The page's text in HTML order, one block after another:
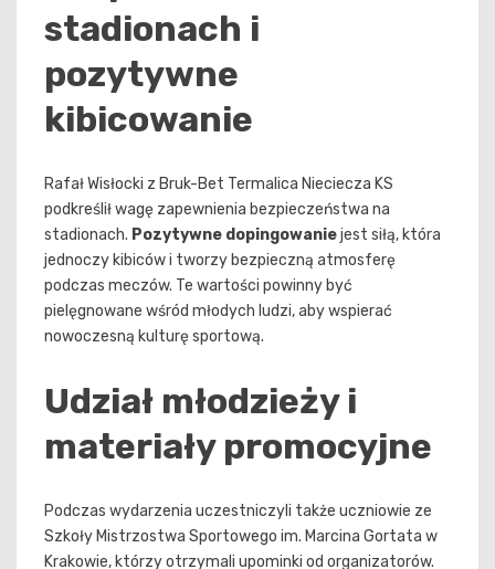
stadionach i
pozytywne
kibicowanie
Rafał Wisłocki z Bruk-Bet Termalica Nieciecza KS
podkreślił wagę zapewnienia bezpieczeństwa na
stadionach. Pozytywne dopingowaniejest siłą, która
jednoczy kibiców i tworzy bezpieczną atmosferę
podczas meczów. Te wartości powinny być
pielęgnowane wśród młodych ludzi, aby wspierać
nowoczesną kulturę sportową.
Udział młodzieży i
materiały promocyjne
Podczas wydarzenia uczestniczyli także uczniowie ze
Szkoły Mistrzostwa Sportowego im. Marcina Gortata w
Krakowie, którzy otrzymali upominki od organizatorów.